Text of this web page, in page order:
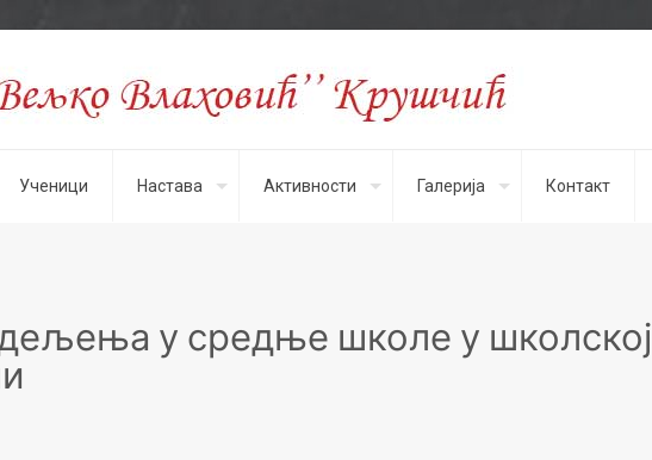
Ученици Настава Активности Галерија Контакт
у средње школе у школској